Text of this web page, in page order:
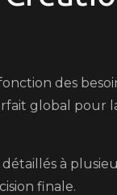
des
global pour
à
finale.